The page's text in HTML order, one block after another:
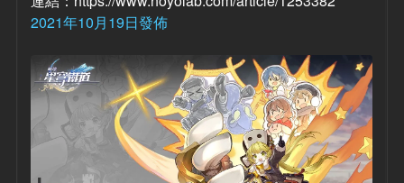
2021年10月19日發佈